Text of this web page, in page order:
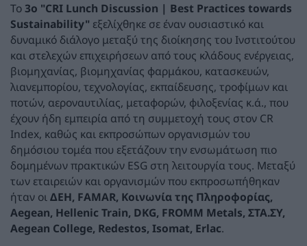
Το3ο "CRI Lunch Discussion | Best Practices towards
Sustainability" εξελίχθηκε σε έναν ουσιαστικό και
δυναμικό διάλογο μεταξύ της διοίκησης του Ινστιτούτου
και στελεχών επιχειρήσεων από τους κλάδους ενέργειας,
βιομηχανίας, βιομηχανίας φαρμάκου, κατασκευών,
λιανεμπορίου, τεχνολογίας, εκπαίδευσης, τροφίμων και
ποτών, αεροναυτιλίας, μεταφορών, φιλοξενίας κ.ά., που
έχουν ήδη εμπειρία από τη συμμετοχή τους στον CR
Index, καθώς και εκπροσώπων οργανισμών του
δημόσιου τομέα που εξετάζουν την ενσωμάτωση πιο
δομημένων πρακτικών ESG στη λειτουργία τους. Μεταξύ
των εταιρειών και οργανισμών που εκπροσωπήθηκαν
ήταν οιΔΕΗ, FAMAR, Κοινωνία της Πληροφορίας,
Aegean, Hellenic Train, DKG, FROMM Metals, ΣΤΑ.ΣΥ,
Aegean College, Redestos, Isomat, Erlac.